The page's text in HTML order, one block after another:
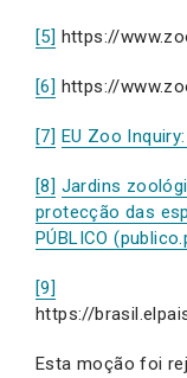
[5] https://
[6] https://
[7] EU Zoo
[8] Jardins
protecção das
PÚBLICO
[9]
https://
Esta moção foi